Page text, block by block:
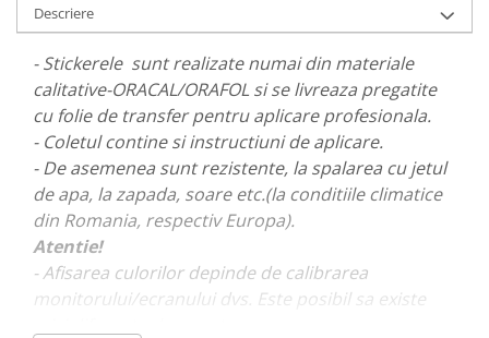
PARASOLARE
PAUL WALKER STICKER
PENTRU FETE
PRODUSE IN TRENDING
SETURI STICKERE
STICKERE CAPAC REZERVOR
STICKERE CRĂCIUN
STICKERE CU ANIMALE
STICKERE GEAM MIC
Descriere
- Stickerele sunt realizate numai din materiale
calitative-ORACAL/ORAFOL si se livreaza pregatite
cu folie de transfer pentru aplicare profesionala.
- Coletul contine si instructiuni de aplicare.
- De asemenea sunt rezistente, la spalarea cu jetul
de apa, la zapada, soare etc.(la conditiile climatice
din Romania, respectiv Europa).
Atentie!
- Afisarea culorilor depinde de calibrarea
monitorului/ecranului dvs. Este posibil sa existe